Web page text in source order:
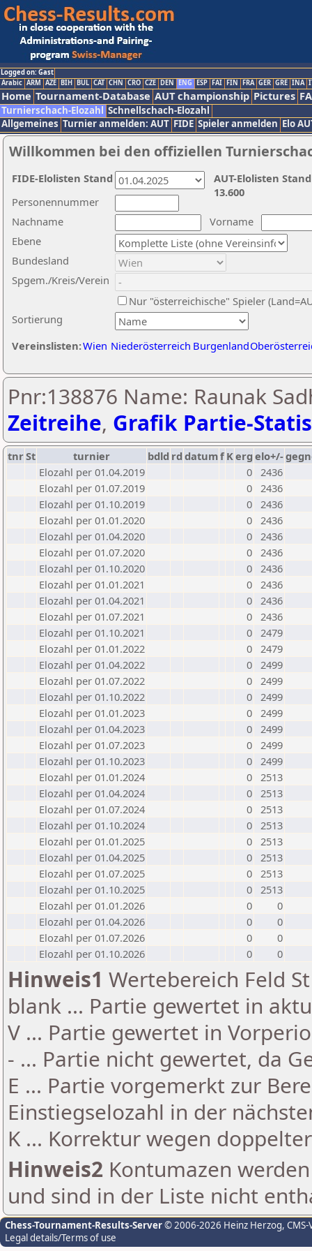
Logged on: Gast
Arabic ARM AZE BIH BUL CAT CHN CRO CZE DEN ENG ESP FAI FIN FRA GER GRE INA
Home Tournament-Database AUT championship Pictures
Turnierschach-Elozahl Schnellschach-Elozahl
Allgemeines Turnier anmelden: AUT FIDE Spieler anmelden Elo
Willkommen bei den offiziellen
Nachname
Vorname
Ebene
Sortierung
Personennummer
Bundesland
Spgem./Kreis/Verein
Nur "österreichische" Spieler
Vereinslisten:Wien Niederösterreich Burgenland
AUT-Elolisten
13.600
FIDE-Elolisten Stand
Pnr:138876 Name: Raunak
Zeitreihe, Grafik Partie-
tnrSt turnier bdld rd datumf Kerg elo+/-
Elozahl per 01.04.2019
0 2436
Elozahl per 01.07.2019
0 2436
Elozahl per 01.10.2019
0 2436
Elozahl per 01.01.2020
0 2436
Elozahl per 01.04.2020
0 2436
Elozahl per 01.07.2020
0 2436
Elozahl per 01.10.2020
0 2436
Elozahl per 01.01.2021
0 2436
Elozahl per 01.04.2021
0 2436
Elozahl per 01.07.2021
0 2436
Elozahl per 01.10.2021
0 2479
Elozahl per 01.01.2022
0 2479
Elozahl per 01.04.2022
0 2499
Elozahl per 01.07.2022
0 2499
Elozahl per 01.10.2022
0 2499
Elozahl per 01.01.2023
0 2499
Elozahl per 01.04.2023
0 2499
Elozahl per 01.07.2023
0 2499
Elozahl per 01.10.2023
0 2499
Elozahl per 01.01.2024
0 2513
Elozahl per 01.04.2024
0 2513
Elozahl per 01.07.2024
0 2513
Elozahl per 01.10.2024
0 2513
Elozahl per 01.01.2025
0 2513
Elozahl per 01.04.2025
0 2513
Elozahl per 01.07.2025
0 2513
Elozahl per 01.10.2025
0 2513
Elozahl per 01.01.2026
0
0
Elozahl per 01.04.2026
0
0
Elozahl per 01.07.2026
0
0
Elozahl per 01.10.2026
0 0
Hinweis1 Wertebereich Feld
blank ... Partie gewertet in
V ... Partie gewertet in
- ... Partie nicht gewertet, da
E ... Partie vorgemerkt zur
Einstiegselozahl in der
K ... Korrektur wegen
Hinweis2 Kontumazen
und sind in der Liste nicht
Chess-Tournament-Results-Server© 2006-2026 Heinz Herzog,
Legal details/Terms of use